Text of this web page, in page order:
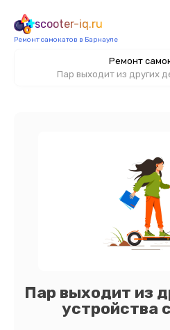
scooter-iq.ru
Ремонт самокатов в Барнауле
Ремонт
Пар выходит из других
Пар выходит из
устройства